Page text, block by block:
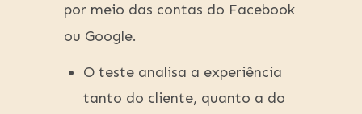
por meio das contas do Facebook
ou Google.
O teste analisa a experiência
tanto do cliente, quanto a do